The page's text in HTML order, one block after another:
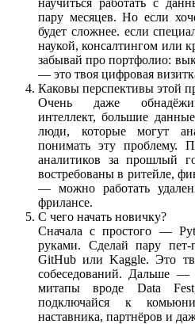
пару месяцев. Но если
будет сложнее. если
наукой, консалтингом или
забывай про портфолио:
— это твоя цифровая
Каковы перспективы этой
Очень даже
интеллект, большие
люди, которые могут
понимать эту проблему.
аналитиков за прошлый
востребованы в ритейле,
— можно работать
фрилансе.
С чего начать новичку?
Сначала с простого —
руками. Сделай пару
GitHub или Kaggle. Это
собеседований. Дальше
митапы вроде Data
подключайся к
наставника, партнёров и